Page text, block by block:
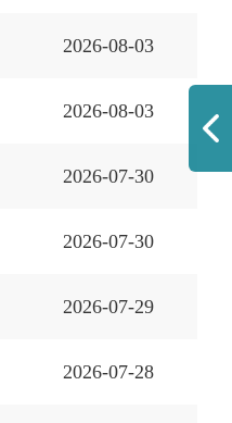
2026-08-03
2026-08-03
2026-07-30
2026-07-30
2026-07-29
2026-07-28